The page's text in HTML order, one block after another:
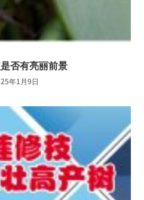
否有亮丽前景
年1月9日